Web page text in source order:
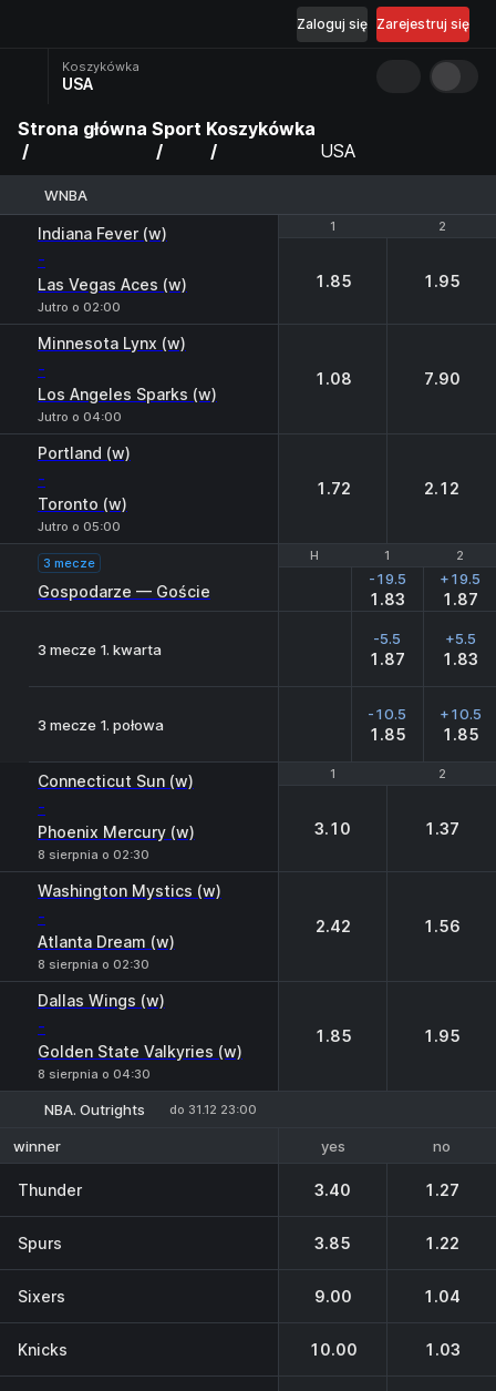
Zarejestruj się
Zaloguj się
Koszykówka
USA
Strona główna Sport Koszykówka
USA
WNBA
1 2
Indiana Fever (w)
-
Las Vegas Aces (w)
Jutro o 02:00
1 2
1.85 1.95
Minnesota Lynx (w)
-
Los Angeles Sparks (w)
Jutro o 04:00
1.08 7.90
Portland (w)
-
Toronto (w)
Jutro o 05:00
1.72 2.12
H 1 2
3 mecze
Gospodarze — Goście
H 1 2
-19.5
1.83
+19.5
1.87
3 mecze 1. kwarta
-5.5
1.87
+5.5
1.83
3 mecze 1. połowa
-10.5
1.85
+10.5
1.85
1 2
Connecticut Sun (w)
-
Phoenix Mercury (w)
8 sierpnia o 02:30
1 2
3.10 1.37
Washington Mystics (w)
-
Atlanta Dream (w)
8 sierpnia o 02:30
2.42 1.56
Dallas Wings (w)
-
Golden State Valkyries (w)
8 sierpnia o 04:30
1.85 1.95
NBA. Outrights do 31.12 23:00
winner yes no
Thunder 3.40 1.27
Spurs 3.85 1.22
Sixers 9.00 1.04
Knicks 10.00 1.03